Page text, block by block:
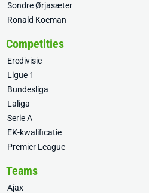
Sondre Ørjasæter
Ronald Koeman
Competities
Eredivisie
Ligue 1
Bundesliga
Laliga
Serie A
EK-kwalificatie
Premier League
Teams
Ajax